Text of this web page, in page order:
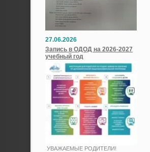
27.06.2026
Запись в ОДОД на 2026-2027
учебный год
УВАЖАЕМЫЕ РОДИТЕЛИ!